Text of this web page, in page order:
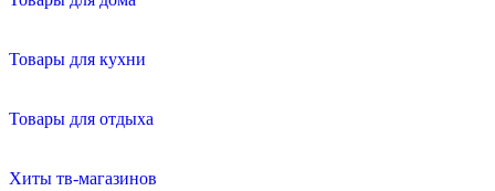
Товары для кухни
Товары для отдыха
Хиты тв-магазинов